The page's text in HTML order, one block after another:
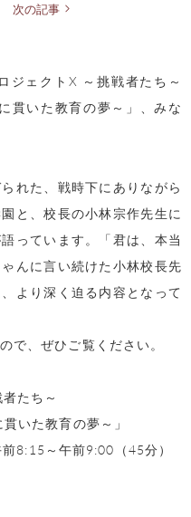
次の記事
ジェクトX ～挑戦者たち～
貫いた教育の夢～」、みな
れた、戦時下にありながら
と、校長の小林宗作先生に
語っています。「君は、本当
んに言い続けた小林校長先
より深く迫る内容となって
で、ぜひご覧ください。
たち～
いた教育の夢～」
8:15～午前9:00（45分）